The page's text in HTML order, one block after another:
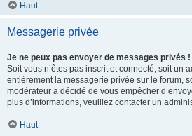
Haut
Messagerie privée
Je ne peux pas envoyer de messages privés !
Soit vous n’êtes pas inscrit et connecté, soit un
entièrement la messagerie privée sur le forum,
modérateur a décidé de vous empêcher
plus d’informations, veuillez contacter un
Haut